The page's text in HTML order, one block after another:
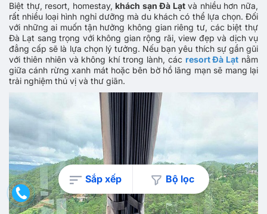
Sắp xếp Bộ lọc
Biệt thự, resort, homestay,khách sạn Đà Lạtvà nhiều hơn nữa,
rất nhiều loại hình nghỉ dưỡng mà du khách có thể lựa chọn. Đối
với những ai muốn tận hưởng không gian riêng tư, các biệt thự
Đà Lạt sang trọng với không gian rộng rãi, view đẹp và dịch vụ
đẳng cấp sẽ là lựa chọn lý tưởng. Nếu bạn yêu thích sự gần gũi
với thiên nhiên và không khí trong lành, các resort Đà Lạt nằm
giữa cánh rừng xanh mát hoặc bên bờ hồ lãng mạn sẽ mang lại
trải nghiệm thú vị và thư giãn.